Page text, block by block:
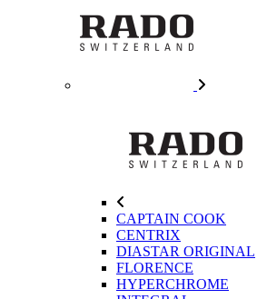
CAPTAIN COOK
CENTRIX
DIASTAR ORIGINAL
FLORENCE
HYPERCHROME